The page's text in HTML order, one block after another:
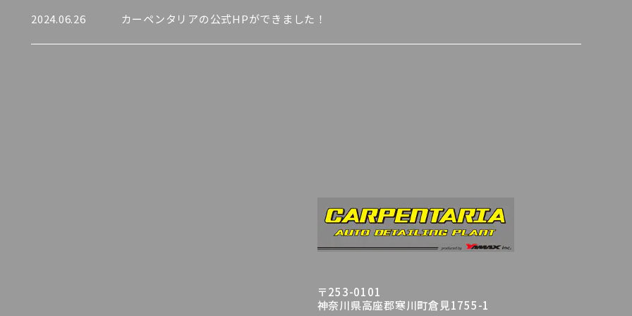
2024.06.26 カーペンタリアの公式HPができました！
〒253-0101
神奈川県高座郡寒川町倉見1755-1